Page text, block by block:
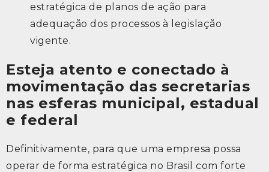
estratégica de planos de ação para
adequação dos processos à legislação
vigente.
Esteja atento e conectado à
movimentação das secretarias
nas esferas municipal, estadual
e federal
Definitivamente, para que uma empresa possa
operar de forma estratégica no Brasil com forte